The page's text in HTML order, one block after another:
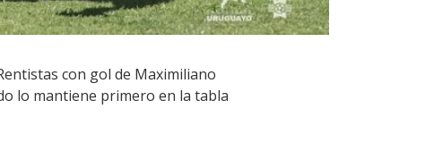
con gol de Maximiliano
lo mantiene primero en la tabla